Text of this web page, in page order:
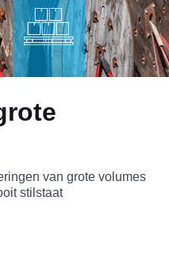
van grote volumes
stilstaat